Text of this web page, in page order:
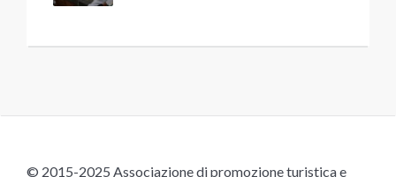
© 2015-2025 Associazione di promozione turistica e